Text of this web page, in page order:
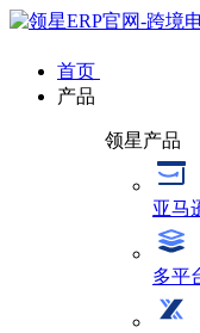
首页
产品
领星产品
亚马
多平